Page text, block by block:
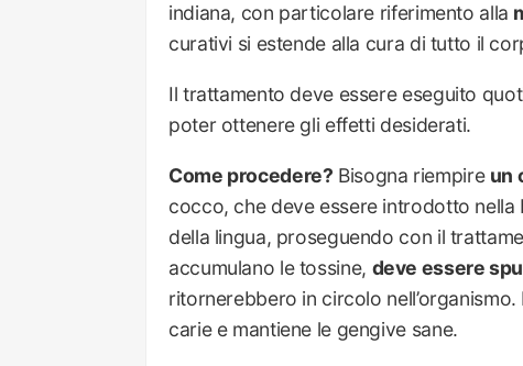
indiana, con particolare riferimento alla
curativi si estende alla cura di tutto il
Il trattamento deve essere eseguito
poter ottenere gli effetti desiderati.
Come procedere? Bisogna riempire un
cocco, che deve essere introdotto nella
della lingua, proseguendo con il
accumulano le tossine, deve essere
ritornerebbero in circolo
carie e mantiene le gengive sane.